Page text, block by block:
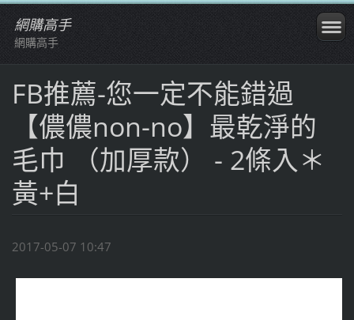
網購高手
網購高手
FB推薦-您一定不能錯過
【儂儂non-no】最乾淨的
毛巾 （加厚款） - 2條入＊
黃+白
2017-05-07 10:47